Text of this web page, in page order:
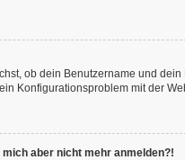
ob dein Benutzername und
Konfigurationsproblem mit der
aber nicht mehr anmelden?!